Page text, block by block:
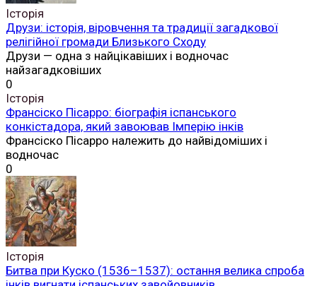
Історія
Друзи: історія, віровчення та традиції загадкової
релігійної громади Близького Сходу
Друзи — одна з найцікавіших і водночас
найзагадковіших
0
Історія
Франсіско Пісарро: біографія іспанського
конкістадора, який завоював Імперію інків
Франсіско Пісарро належить до найвідоміших і
водночас
0
Історія
Битва при Куско (1536–1537): остання велика спроба